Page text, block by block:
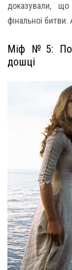
доказували,
фінальної
Міф №5:
дошці